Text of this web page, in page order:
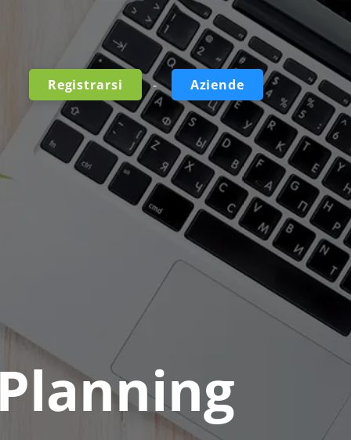
Registrarsi - Aziende